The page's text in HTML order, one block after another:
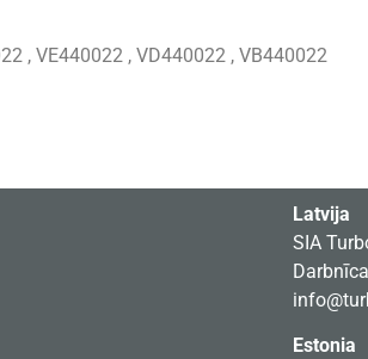
, VE440022 , VD440022 , VB440022
Latvija
SIA
Estonia